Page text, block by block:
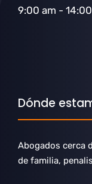
9:00 am -
Dónde
Abogados cerca
de familia,